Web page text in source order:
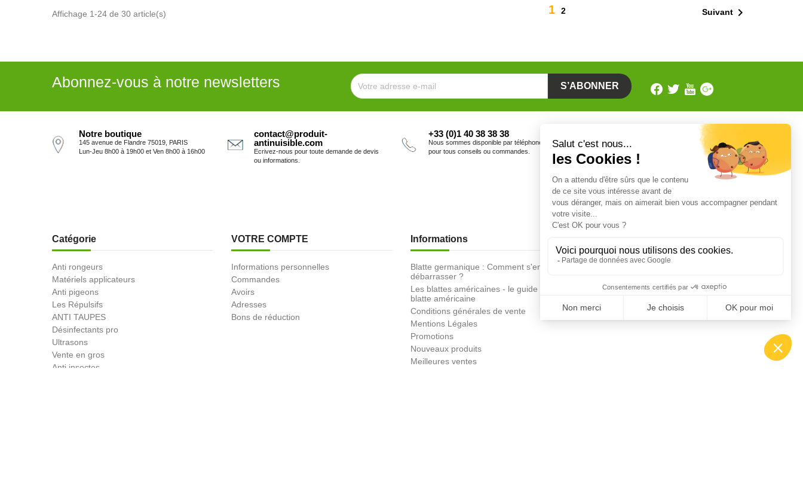
Affichage 1-24 de 30 article(s) 12 Suivant
Abonnez-vous à notre newsletters
Notre boutique
145 avenue de Flandre 75019, PARIS
Lun-Jeu 8h00 à 19h00 et Ven 8h00 à 16h00
contact@produit-
antinuisible.com
Ecrivez-nous pour toute demande de devis
ou informations.
+33 (0)1 40 38 38 38
Nous sommes disponible par téléphone
pour tous conseils ou commandes.
Personnel certifié CERTIPHYTO et
Catégorie
Anti rongeurs
Matériels applicateurs
Anti pigeons
Les Répulsifs
ANTI TAUPES
Désinfectants pro
Ultrasons
Vente en gros
Anti insectes
VOTRE COMPTE
Informations personnelles
Commandes
Avoirs
Adresses
Bons de réduction
Informations
Blatte germanique : Comment s'en
débarrasser ?
Les blattes américaines - le guide de la
blatte américaine
Conditions générales de vente
Mentions Légales
Promotions
Nouveaux produits
Meilleures ventes